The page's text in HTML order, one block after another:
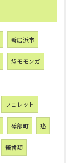
新居浜市
袋モモンガ
フェレット
砥部町 癌
齧歯類